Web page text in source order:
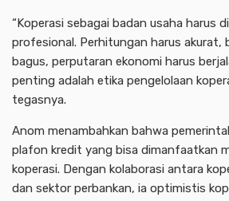
“Koperasi sebagai badan usaha harus
profesional. Perhitungan harus akurat,
bagus, perputaran ekonomi harus
penting adalah etika pengelolaan
tegasnya.
Anom menambahkan bahwa
plafon kredit yang bisa dimanfaatkan
koperasi. Dengan kolaborasi antara
dan sektor perbankan, ia optimistis